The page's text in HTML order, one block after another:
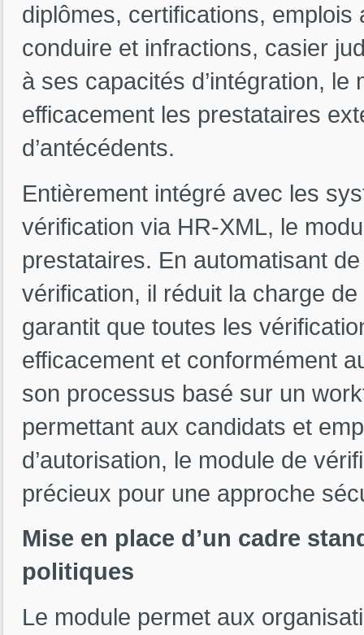
diplômes, certifications,
conduire et infractions, casier
à ses capacités d’intégration,
efficacement les prestataires
d’antécédents.
Entièrement intégré avec les
vérification via HR-XML, le
prestataires. En automatisant
vérification, il réduit la charge
garantit que toutes les
efficacement et conformément
son processus basé sur un
permettant aux candidats et
d’autorisation, le module de
précieux pour une approche
Mise en place d’un cadre
politiques
Le module permet aux